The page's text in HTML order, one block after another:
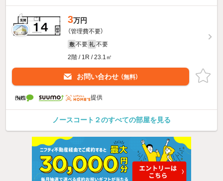
3万円
（管理費不要）
敷 不要 礼 不要
2階 / 1R / 23.1㎡
お問い合わせ （無料）
提供
ノースコート２のすべての部屋を見る